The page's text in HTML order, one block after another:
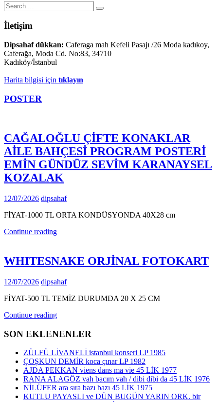
Search
for:
Search
İletişim
Dipsahaf dükkan: Caferaga mah Kefeli Pasajı /26 Moda kadıkoy,
Caferağa, Moda Cd. No:83, 34710
Kadıköy/İstanbul
Harita bilgisi için tıklayın
POSTER
CAĞALOĞLU ÇİFTE KONAKLAR
AİLE BAHÇESİ PROGRAM POSTERİ
EMİN GÜNDÜZ SEVİM KARANAYSEL
KOZALAK
12/07/2026 dipsahaf
FİYAT-1000 TL ORTA KONDÜSYONDA 40X28 cm
Continue reading
WHITESNAKE ORJİNAL FOTOKART
12/07/2026 dipsahaf
FİYAT-500 TL TEMİZ DURUMDA 20 X 25 CM
Continue reading
SON EKLENENLER
ZÜLFÜ LİVANELİ istanbul konseri LP 1985
ÇOŞKUN DEMİR koca çınar LP 1982
AJDA PEKKAN viens dans ma vie 45 LİK 1977
RANA ALAGÖZ vah bacım vah / dibi dibi da 45 LİK 1976
NİLÜFER ara sıra bazı bazı 45 LİK 1975
KUTLU PAYASLI ve DÜN BUGÜN YARIN ORK. bir